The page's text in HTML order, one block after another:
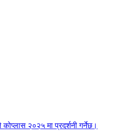
२०२५ मा प्रदर्शनी गर्नेछ।